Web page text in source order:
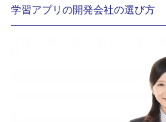
学習アプリの開発会社の選び方